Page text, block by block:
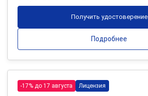
Получить удостоверение
Подробнее
-17% до 17 августа Лицензия